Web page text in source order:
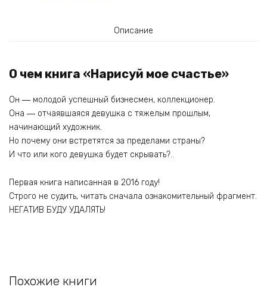
Описание
О чем книга «Нарисуй мое счастье»
Он ― молодой успешный бизнесмен, коллекционер.
Она ― отчаявшаяся девушка с тяжелым прошлым,
начинающий художник.
Но почему они встретятся за пределами страны?
И что или кого девушка будет скрывать?..
Первая книга написанная в 2016 году!
Строго не судить, читать сначала ознакомительный фрагмент.
НЕГАТИВ БУДУ УДАЛЯТЬ!
Похожие книги